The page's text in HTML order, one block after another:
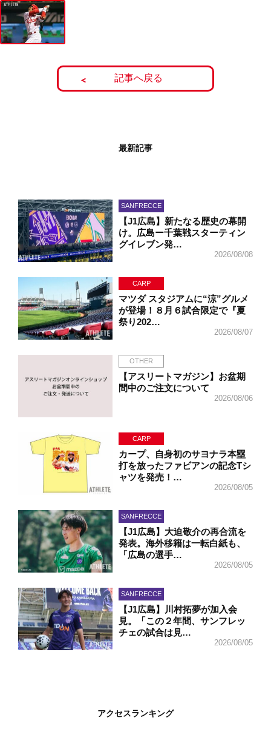
記事へ戻る
最新記事
SANFRECCE
【J1広島】新たなる歴史の幕開
け。広島ー千葉戦スターティン
グイレブン発…
2026/08/08
CARP
マツダ スタジアムに“涼”グルメ
が登場！８月６試合限定で『夏
祭り202…
2026/08/07
OTHER
【アスリートマガジン】お盆期
間中のご注文について
2026/08/06
CARP
カープ、自身初のサヨナラ本塁
打を放ったファビアンの記念Tシ
ャツを発売！…
2026/08/05
SANFRECCE
【J1広島】大迫敬介の再合流を
発表。海外移籍は一転白紙も、
「広島の選手…
2026/08/05
SANFRECCE
【J1広島】川村拓夢が加入会
見。「この２年間、サンフレッ
チェの試合は見…
2026/08/05
アクセスランキング